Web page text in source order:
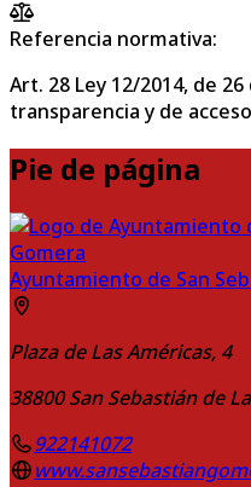
Referencia normativa:
Art. 28 Ley 12/2014, de
transparencia y de
Pie de página
Ayuntamiento de San
Plaza de Las Américas, 4
38800 San Sebastián de
922141072